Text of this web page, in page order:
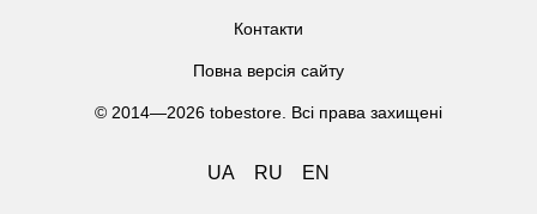
Контакти
Повна версія сайту
© 2014—2026 tobestore. Всі права захищені
UA RU EN